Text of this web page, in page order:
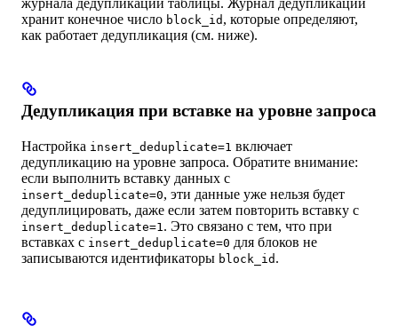
хранит конечное число block_id , которые определяют,
как работает дедупликация (см. ниже).
Дедупликация при вставке на уровне запроса
Настройка insert_deduplicate=1 включает
дедупликацию на уровне запроса. Обратите внимание:
если выполнить вставку данных с
insert_deduplicate=0, эти данные уже нельзя будет
дедуплицировать, даже если затем повторить вставку с
insert_deduplicate=1 . Это связано с тем, что при
вставках с insert_deduplicate=0 для блоков не
записываются идентификаторы block_id .